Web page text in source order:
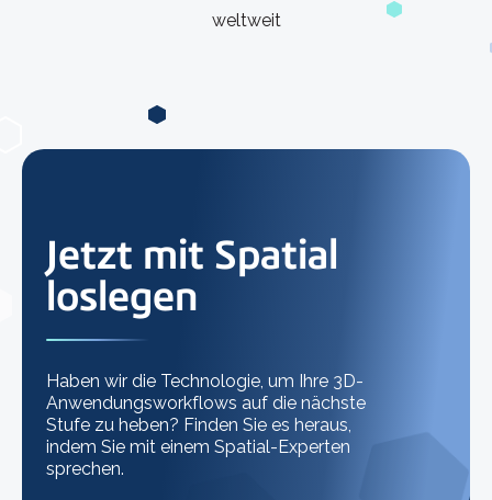
weltweit
Jetzt mit Spatial
loslegen
Haben wir die Technologie, um Ihre 3D-
Anwendungsworkflows auf die nächste
Stufe zu heben? Finden Sie es heraus,
indem Sie mit einem Spatial-Experten
sprechen.